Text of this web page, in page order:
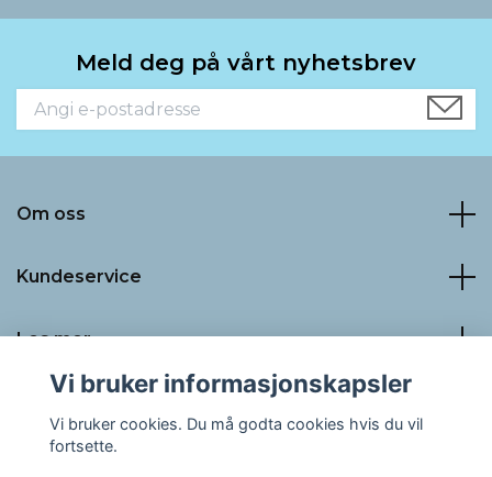
Meld deg på vårt nyhetsbrev
Om oss
Kundeservice
Les mer
Vi bruker informasjonskapsler
Vi bruker cookies. Du må godta cookies hvis du vil
fortsette.